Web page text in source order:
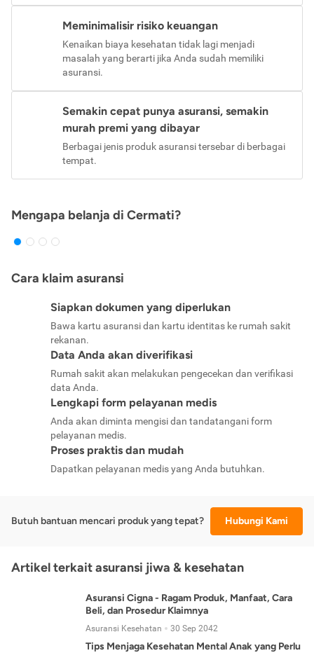
Meminimalisir risiko keuangan
Kenaikan biaya kesehatan tidak lagi menjadi
masalah yang berarti jika Anda sudah memiliki
asuransi.
Semakin cepat punya asuransi, semakin
murah premi yang dibayar
Berbagai jenis produk asuransi tersebar di berbagai
tempat.
Mengapa belanja di Cermati?
Cara klaim asuransi
Siapkan dokumen yang diperlukan
Bawa kartu asuransi dan kartu identitas ke rumah sakit
rekanan.
Data Anda akan diverifikasi
Rumah sakit akan melakukan pengecekan dan verifikasi
data Anda.
Lengkapi form pelayanan medis
Anda akan diminta mengisi dan tandatangani form
pelayanan medis.
Proses praktis dan mudah
Dapatkan pelayanan medis yang Anda butuhkan.
Butuh bantuan mencari produk yang tepat? Hubungi Kami
Artikel terkait asuransi jiwa & kesehatan
Asuransi Cigna - Ragam Produk, Manfaat, Cara
Beli, dan Prosedur Klaimnya
Asuransi Kesehatan 30 Sep 2042
Tips Menjaga Kesehatan Mental Anak yang Perlu